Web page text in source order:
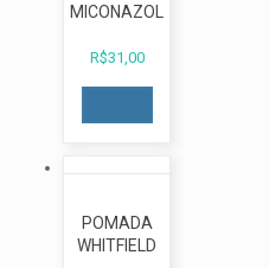
MICONAZOL
R$31,00
POMADA
WHITFIELD